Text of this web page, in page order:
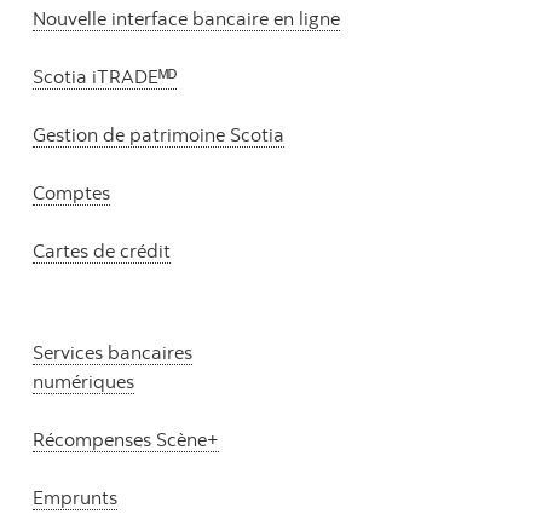
Nouvelle interface bancaire en ligne
Scotia iTRADEᴹᴰ
Gestion de patrimoine Scotia
Comptes
Cartes de crédit
Services bancaires
numériques
Récompenses Scène+
Emprunts